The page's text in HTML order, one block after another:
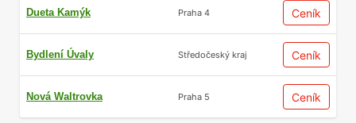
Dueta Kamýk Praha 4 Ceník
Bydlení Úvaly Středočeský kraj Ceník
Nová Waltrovka Praha 5 Ceník